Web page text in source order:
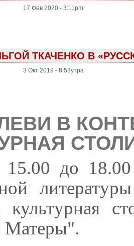
17 Фев 2020 - 3:11pm
ТКАЧЕНКО В
3 Окт 2019 - 8:53утра
В
до
Матеры".